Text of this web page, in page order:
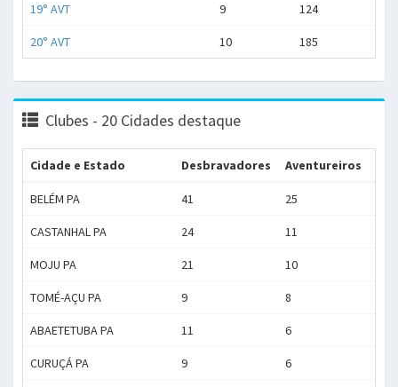
19° AVT 9 124
20° AVT 10 185
Clubes - 20 Cidades destaque
Cidade e Estado Desbravadores Aventureiros
BELÉM PA 41 25
CASTANHAL PA 24 11
MOJU PA 21 10
TOMÉ-AÇU PA 9 8
ABAETETUBA PA 11 6
CURUÇÁ PA 9 6